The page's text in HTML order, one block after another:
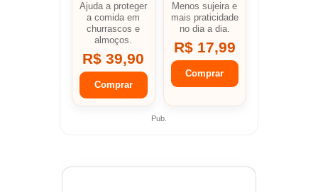
Ajuda a proteger
a comida em
churrascos e
almoços.
R$ 39,90
Comprar
Menos sujeira e
mais praticidade
no dia a dia.
R$ 17,99
Comprar
Pub.